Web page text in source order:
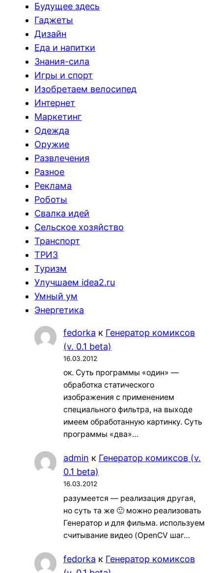
Будущее здесь
Гаджеты
Дизайн
Еда и напитки
Знания-сила
Игры и спорт
Изобретаем велосипед
Интернет
Маркетинг
Одежда
Оружие
Развлечения
Разное
Реклама
Роботы
Свалка идей
Сельское хозяйство
Транспорт
ТРИЗ
Туризм
Улучшаем idea2.ru
Умный ум
Энергетика
fedorka к Генератор комиксов
(v. 0.1 beta)
16.03.2012
ок. Суть программы «один» —
обработка статического
изображения с применением
специального фильтра, на выходе
имеем обработанную картинку. Суть
программы «два»…
admin к Генератор комиксов (v.
0.1 beta)
16.03.2012
разумеется — реализация другая,
но суть та же 🙂 можно реализовать
Генератор и для фильма. используем
считывание видео (OpenCV шаг…
fedorka к Генератор комиксов